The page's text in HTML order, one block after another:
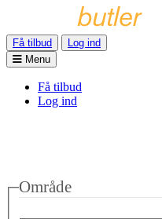
Få tilbud
Log ind
Menu
Få tilbud
Log ind
Område